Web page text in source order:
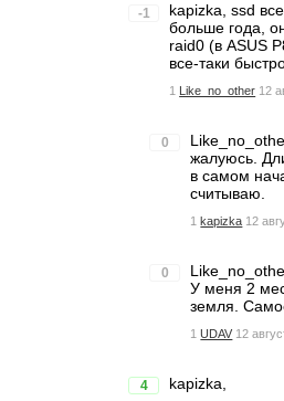
-1
kapizka, ssd
больше года,
raid0 (в ASUS
все-таки
1 Like_no_other 12
0
жалуюсь.
в самом
считываю.
1 kapizka 12
0
У меня 2
земля.
1 UDAV 12
4 kapizka,